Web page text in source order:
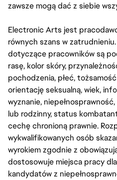
zawsze mogą dać z siebie
Electronic Arts jest
równych szans w
dotyczące pracowników są
rasę, kolor skóry,
pochodzenia, płeć,
orientację seksualną, wiek,
wyznanie,
lub rodzinny, status
cechę chronioną prawnie.
wykwalifikowanych osób
wyrokiem zgodnie z
dostosowuje miejsca pracy
kandydatów z